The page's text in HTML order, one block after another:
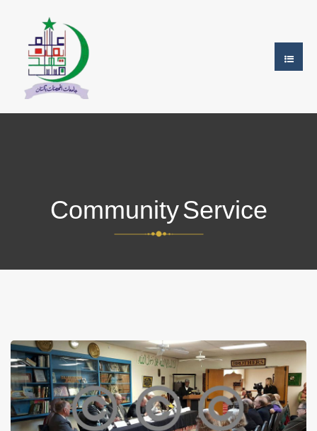
Community Service